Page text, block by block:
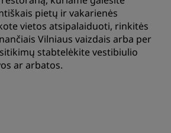
pietų ir vakarienės
vietos atsipalaiduoti, rinkitės
Vilniaus vaizdais arba per
stabtelėkite vestibiulio
ar arbatos.